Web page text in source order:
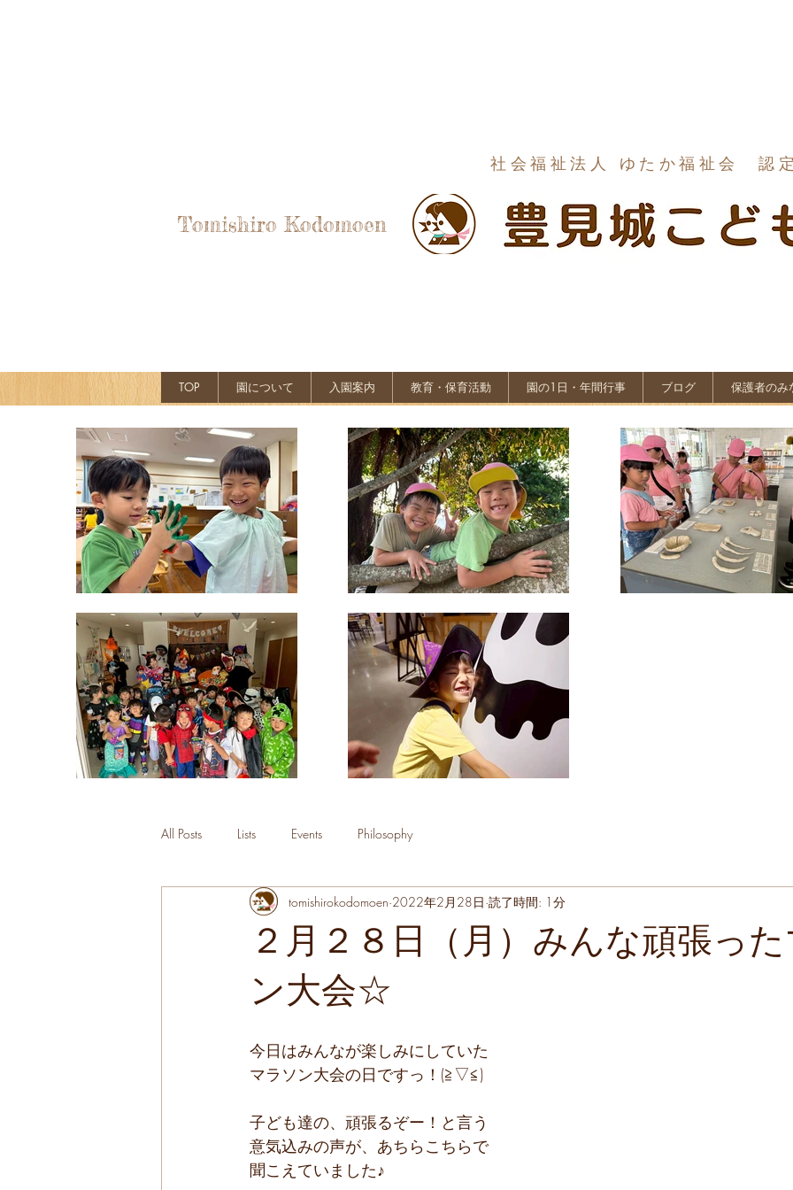
社会福祉法人 ゆたか福祉会 認
Tomishiro Kodomoen
TOP 園について 入園案内 教育・保育活動 園の1日・年間行事 ブログ 保護者のみ
All Posts Lists Events Philosophy
２月２８日（月）みんな頑張っ
ン大会☆
tomishirokodomoen 2022年2月28日 読了時間: 1分
今日はみんなが楽しみにしていた
マラソン大会の日ですっ！(≧▽≦)
子ども達の、頑張るぞー！と言う
意気込みの声が、あちらこちらで
聞こえていました♪